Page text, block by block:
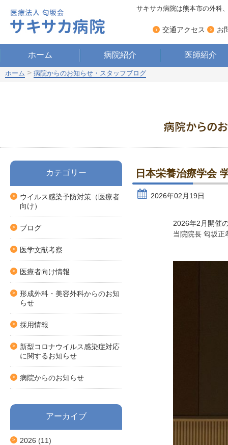
サキサカ病院は熊本市の外科
› 交通アクセス › お
ホーム 病院紹介 医師紹介
ホーム > 病院からのお知らせ・スタッフブログ
カテゴリー
ウイルス感染予防対策（医療者
向け）
ブログ
医学文献考察
医療者向け情報
形成外科・美容外科からのお知
らせ
採用情報
新型コロナウイルス感染症対応
に関するお知らせ
病院からのお知らせ
アーカイブ
2026 (11)
日本栄養治療学会
2026年02月19日
2026年2月開催
当院院長 匂坂正